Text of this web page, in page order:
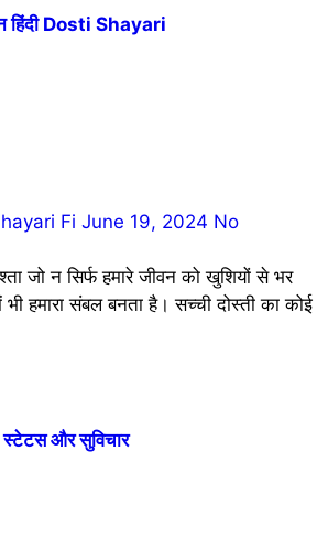
हिंदी Dosti Shayari
Fi June 19, 2024 No
हमारा संबल बनता है। सच्ची दोस्ती का कोई
स्टेटस और सुविचार